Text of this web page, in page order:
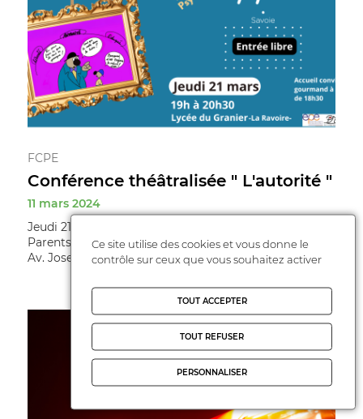
FCPE
Conférence théâtralisée " L'autorité "
11 mars 2024
Jeudi 21 mars 2024 au lycée du Granier de 19h à 20h30
Parents et leurs enfants Entrée libre Localisation : 185
Av. Joseph Fontanet - ...
Ce site utilise des cookies et vous donne le
contrôle sur ceux que vous souhaitez activer
TOUT ACCEPTER
TOUT REFUSER
PERSONNALISER